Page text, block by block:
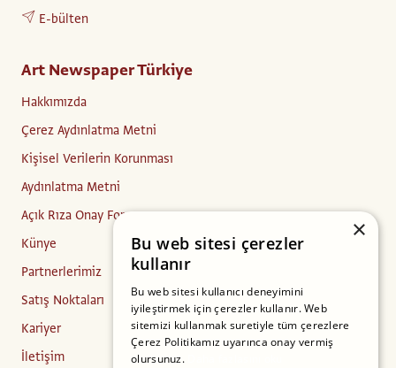
E-bülten
Art Newspaper Türkiye
Hakkımızda
Çerez Aydınlatma Metni
Kişisel Verilerin Korunması
Aydınlatma Metni
Açık Rıza Onay Formu
Künye
Partnerlerimiz
Satış Noktaları
Kariyer
İletişim
×
Bu web sitesi çerezler
kullanır
Bu web sitesi kullanıcı deneyimini
iyileştirmek için çerezler kullanır. Web
sitemizi kullanmak suretiyle tüm çerezlere
Çerez Politikamız uyarınca onay vermiş
olursunuz.